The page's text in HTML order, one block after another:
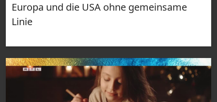
Europa und die USA ohne gemeinsame
Linie